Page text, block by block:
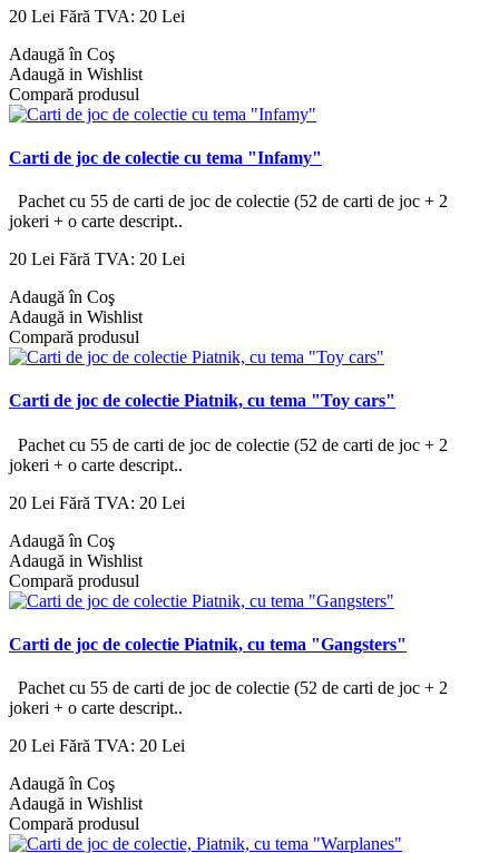
20 Lei Fără TVA: 20 Lei
Adaugă în Coş
Adaugă in Wishlist
Compară produsul
Carti de joc de colectie cu tema "Infamy"
Pachet cu 55 de carti de joc de colectie (52 de carti de joc + 2
jokeri + o carte descript..
20 Lei Fără TVA: 20 Lei
Adaugă în Coş
Adaugă in Wishlist
Compară produsul
Carti de joc de colectie Piatnik, cu tema "Toy cars"
Pachet cu 55 de carti de joc de colectie (52 de carti de joc + 2
jokeri + o carte descript..
20 Lei Fără TVA: 20 Lei
Adaugă în Coş
Adaugă in Wishlist
Compară produsul
Carti de joc de colectie Piatnik, cu tema "Gangsters"
Pachet cu 55 de carti de joc de colectie (52 de carti de joc + 2
jokeri + o carte descript..
20 Lei Fără TVA: 20 Lei
Adaugă în Coş
Adaugă in Wishlist
Compară produsul